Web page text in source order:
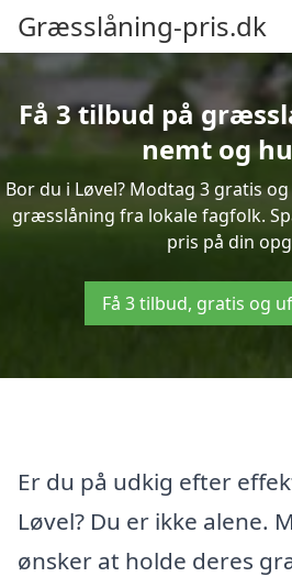
Græsslåning-pris.dk
Få 3 tilbud på
nemt og
Bor du i Løvel? Modtag 3 gratis
græsslåning fra lokale fagfolk.
pris på din
Få 3 tilbud, gratis og
Er du på udkig efter
Løvel? Du er ikke alene.
ønsker at holde deres